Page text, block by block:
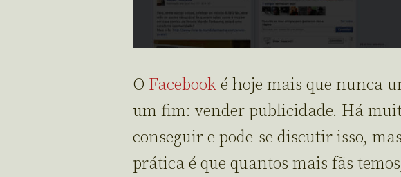
O Facebook é hoje mais que nunca
um fim: vender publicidade. Há
conseguir e pode-se discutir isso,
prática é que quantos mais fãs